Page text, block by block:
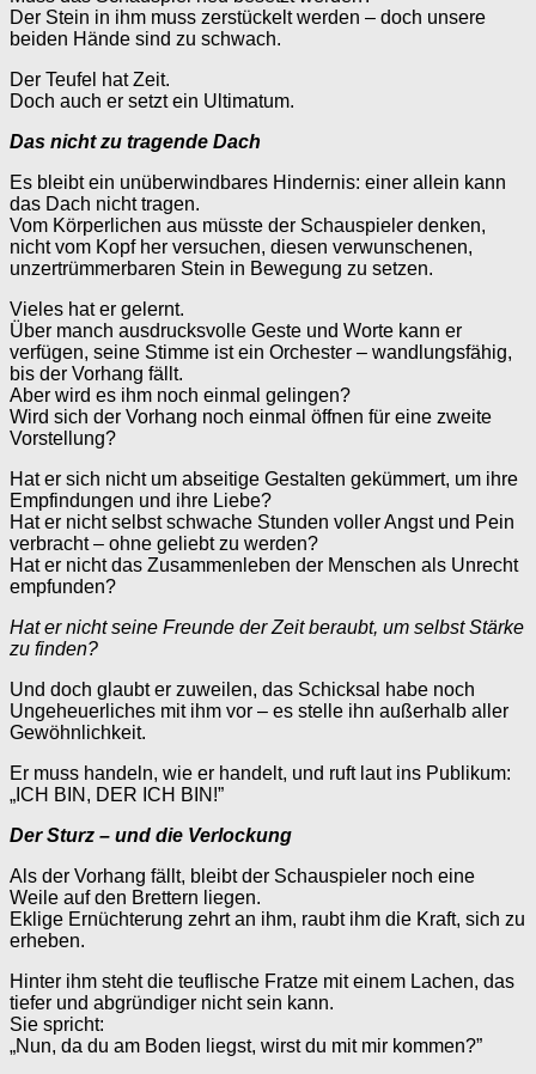
Der Stein in ihm muss zerstückelt werden – doch unsere
beiden Hände sind zu schwach.
Der Teufel hat Zeit.
Doch auch er setzt ein Ultimatum.
Das nicht zu tragende Dach
Es bleibt ein unüberwindbares Hindernis: einer allein kann
das Dach nicht tragen.
Vom Körperlichen aus müsste der Schauspieler denken,
nicht vom Kopf her versuchen, diesen verwunschenen,
unzertrümmerbaren Stein in Bewegung zu setzen.
Vieles hat er gelernt.
Über manch ausdrucksvolle Geste und Worte kann er
verfügen, seine Stimme ist ein Orchester – wandlungsfähig,
bis der Vorhang fällt.
Aber wird es ihm noch einmal gelingen?
Wird sich der Vorhang noch einmal öffnen für eine zweite
Vorstellung?
Hat er sich nicht um abseitige Gestalten gekümmert, um ihre
Empfindungen und ihre Liebe?
Hat er nicht selbst schwache Stunden voller Angst und Pein
verbracht – ohne geliebt zu werden?
Hat er nicht das Zusammenleben der Menschen als Unrecht
empfunden?
Hat er nicht seine Freunde der Zeit beraubt, um selbst Stärke
zu finden?
Und doch glaubt er zuweilen, das Schicksal habe noch
Ungeheuerliches mit ihm vor – es stelle ihn außerhalb aller
Gewöhnlichkeit.
Er muss handeln, wie er handelt, und ruft laut ins Publikum:
„ICH BIN, DER ICH BIN!”
Der Sturz – und die Verlockung
Als der Vorhang fällt, bleibt der Schauspieler noch eine
Weile auf den Brettern liegen.
Eklige Ernüchterung zehrt an ihm, raubt ihm die Kraft, sich zu
erheben.
Hinter ihm steht die teuflische Fratze mit einem Lachen, das
tiefer und abgründiger nicht sein kann.
Sie spricht:
„Nun, da du am Boden liegst, wirst du mit mir kommen?”